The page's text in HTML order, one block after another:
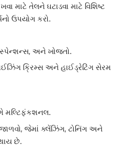
માટે તેલને ઘટાડવા માટે વિશિષ્ટ
ઉપયોગ કરો.
અને ખોજતો.
ક્રિમ્સ અને હાઈડ્રેટિંગ સેરમ
મલ્ટિફંકશનલ.
જેમાં ક્લેંઝિંગ, ટોનિંગ અને
છે.